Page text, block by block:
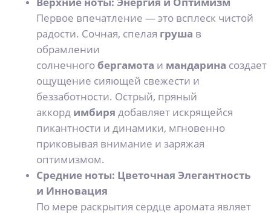
Первое впечатление — это всплеск чистой
радости. Сочная, спелая груша в
обрамлении
солнечногобергамота и мандарина создает
ощущение сияющей свежести и
беззаботности. Острый, пряный
аккорд имбиря добавляет искрящейся
пикантности и динамики, мгновенно
приковывая внимание и заряжая
оптимизмом.
Средние ноты: Цветочная Элегантность
и Инновация
По мере раскрытия сердце аромата являет